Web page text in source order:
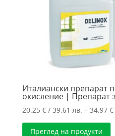
Италиански препарат
окисление | Препарат
20.25 €/ 39.61 лв. – 34.97 €
Преглед на продукти